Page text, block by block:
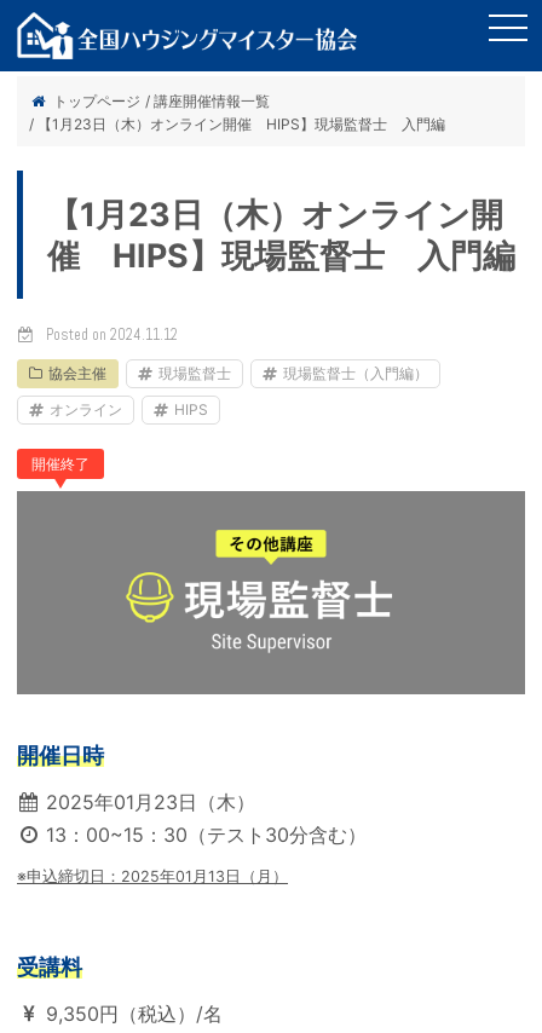
トップページ / 講座開催情報一覧
/ 【1月23日（木）オンライン開催 HIPS】現場監督士 入門編
【1月23日（木）オンライン開
催 HIPS】現場監督士 入門編
Posted on 2024.11.12
協会主催 現場監督士
現場監督士（入門編）
オンライン
HIPS
開催終了
開催日時
2025年01月23日（木）
13：00~15：30（テスト30分含む）
※申込締切日：2025年01月13日（月）
受講料
9,350円（税込）/名